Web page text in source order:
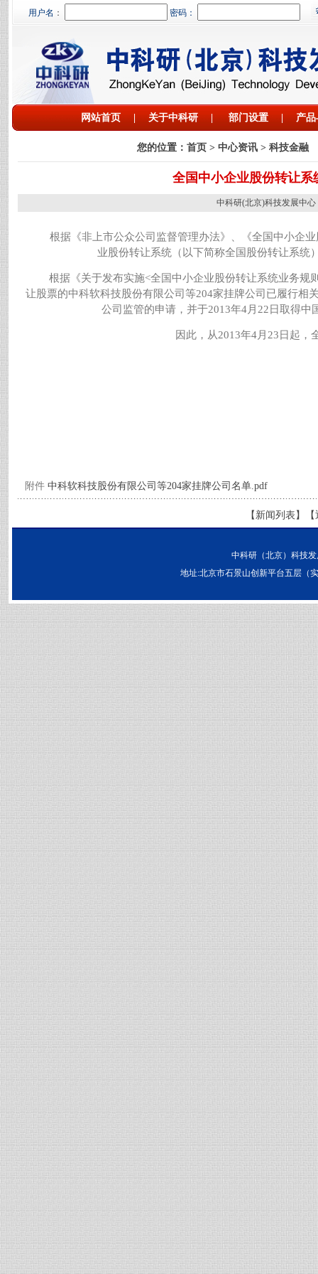
用户名 ： 密码：
网站首页 关于中科研 部门设置 产
您的位置： 首页 > 中心资讯 > 科技金融
全国中小企业股份转让系
中科研(北京)科技发展中心
根据《非上市公众公司监督管理办法》、《全国中小企
业股份转让系统（以下简称全国股份转让系统
根据《关于发布实施<全国中小企业股份转让系统业务规
让股票的中科软科技股份有限公司等204家挂牌公司已履行相
公司监管的申请，并于2013年4月 22 日取得中
因此，从2013年4月 23 日起，
附件 中科软科技股份有限公司等204家挂牌公司名单.pdf
【 新闻列表 】【
中科研（北京）科技
地址:北京市石景山创新平台五层（